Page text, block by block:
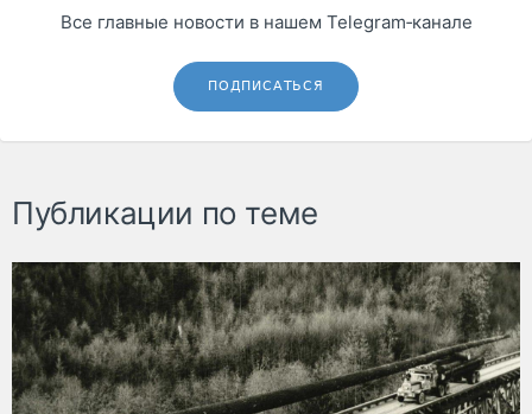
Все главные новости в нашем Telegram‑канале
ПОДПИСАТЬСЯ
Публикации по теме